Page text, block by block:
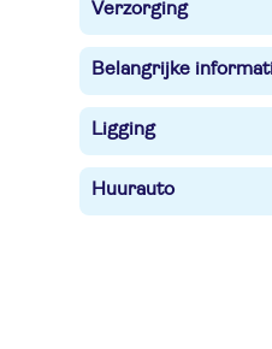
Verzorging
Belangrijke
Ligging
Huurauto